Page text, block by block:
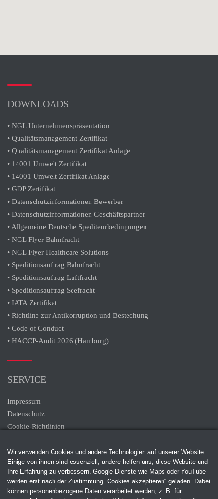
DOWNLOADS
• NGL Unternehmenspräsentation
• Qualitätsmanagement Zertifikat
• Qualitätsmanagement Zertifikat Anlage
• 14001 Umwelt Zertifikat
• 14001 Umwelt Zertifikat Anlage
• GDP Zertifikat
• Datenschutzinformationen Bewerber
• Datenschutzinformationen Geschäftspartner
• Allgemeine Deutsche Spediteurbedingungen
• NGL Flyer Bahnfracht
• NGL Flyer Healthcare Solutions
• Speditionsauftrag Bahnfracht
• Speditionsauftrag Luftfracht
• Speditionsauftrag Seefracht
• IATA Zertifikat
• Richtline zur Antikorruption und Bestechung
• Code of Conduct
• HACCP-Audit 2026 (Hamburg)
SERVICE
Impressum
Datenschutz
Cookie-Richtlinien
ZERTIFIKATE
Wir verwenden Cookies und andere Technologien auf unserer Website.
Einige von ihnen sind essenziell, andere helfen uns, diese Website und
Ihre Erfahrung zu verbessern. Google-Dienste wie Maps oder YouTube
werden erst nach der Zustimmung „Cookies akzeptieren“ geladen. Dabei
können personenbezogene Daten verarbeitet werden, z. B. für